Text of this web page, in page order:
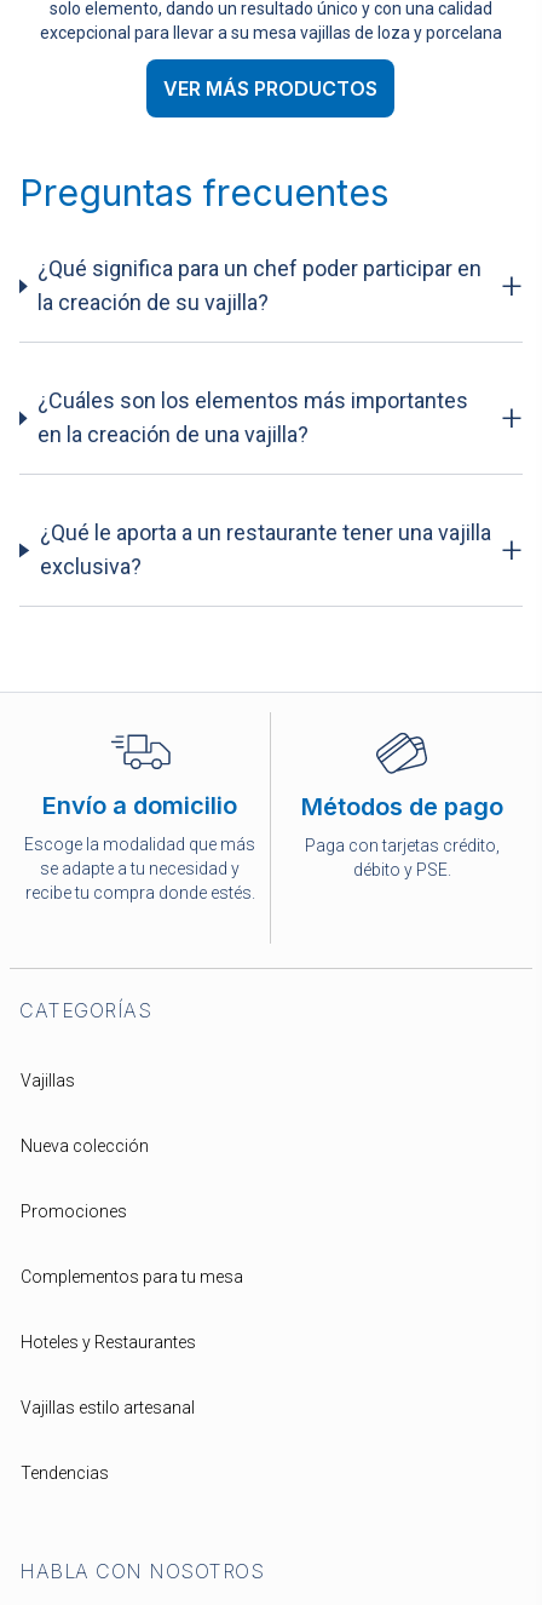
solo elemento, dando un resultado único y con una calidad
excepcional para llevar a su mesa vajillas de loza y porcelana
VER MÁS PRODUCTOS
Preguntas frecuentes
¿Qué significa para un chef poder participar en
la creación de su vajilla?
+
¿Cuáles son los elementos más importantes
en la creación de una vajilla?
+
¿Qué le aporta a un restaurante tener una vajilla
exclusiva?
+
Envío a domicilio
Escoge la modalidad que más
se adapte a tu necesidad y
recibe tu compra donde estés.
Métodos de pago
Paga con tarjetas crédito,
débito y PSE.
CATEGORÍAS
Vajillas
Nueva colección
Promociones
Complementos para tu mesa
Hoteles y Restaurantes
Vajillas estilo artesanal
Tendencias
HABLA CON NOSOTROS